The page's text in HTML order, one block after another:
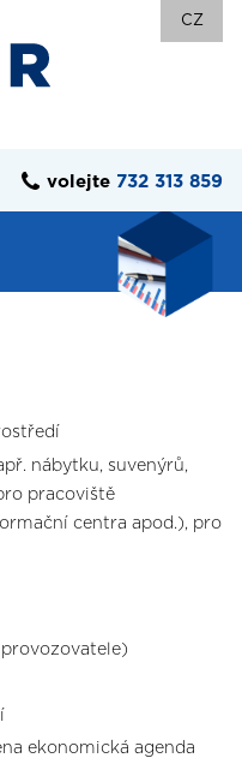
CZ
volejte 732 313 859
nábytku, suvenýrů,
pracoviště
centra apod.), pro
ekonomická agenda